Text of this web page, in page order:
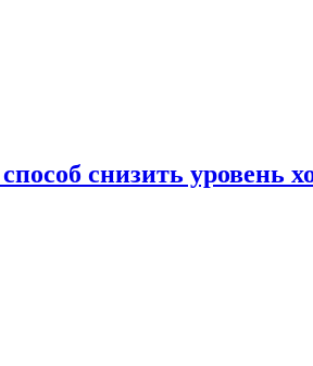
снизить уровень